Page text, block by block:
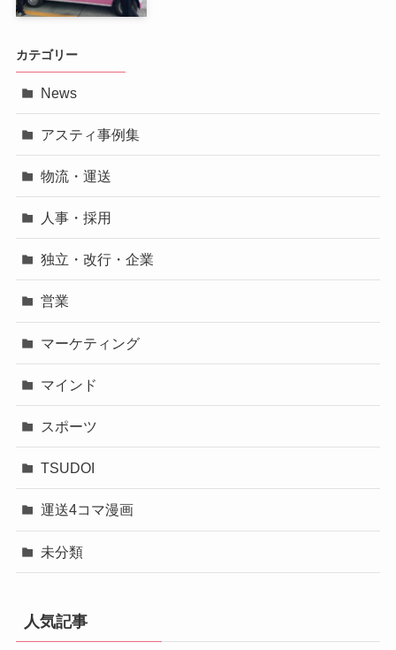
カテゴリー
News
アスティ事例集
物流・運送
人事・採用
独立・改行・企業
営業
マーケティング
マインド
スポーツ
TSUDOI
運送4コマ漫画
未分類
人気記事